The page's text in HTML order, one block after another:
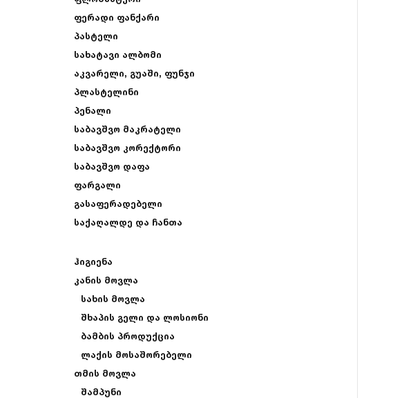
ფერადი ფანქარი
პასტელი
სახატავი ალბომი
აკვარელი, გუაში, ფუნჯი
პლასტელინი
პენალი
საბავშვო მაკრატელი
საბავშვო კორექტორი
საბავშვო დაფა
ფარგალი
გასაფერადებელი
საქაღალდე და ჩანთა
ჰიგიენა
კანის მოვლა
სახის მოვლა
შხაპის გელი და ლოსიონი
ბამბის პროდუქცია
ლაქის მოსაშორებელი
თმის მოვლა
შამპუნი